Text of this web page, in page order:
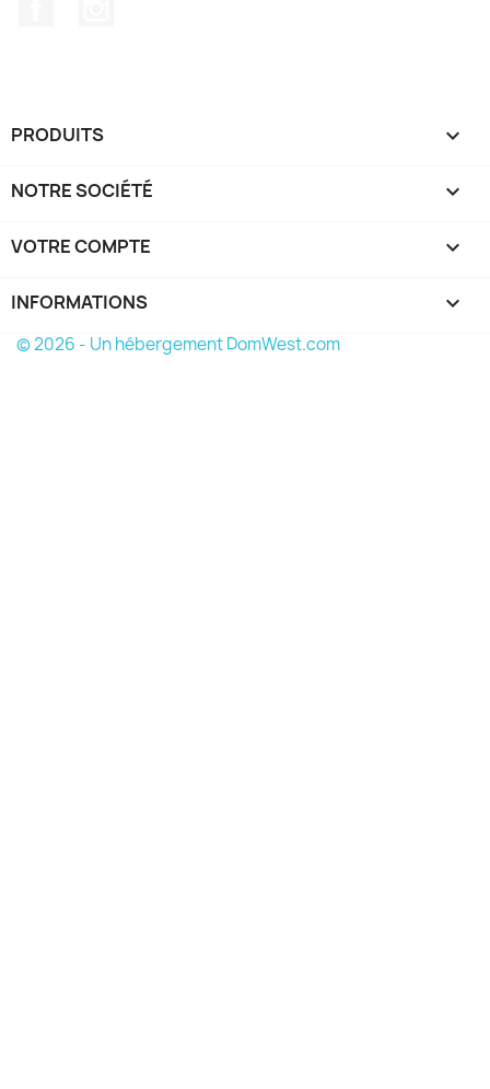
PRODUITS 
NOTRE SOCIÉTÉ 
VOTRE COMPTE 
INFORMATIONS keyboard_arrow_down
© 2026 - Un hébergement DomWest.com